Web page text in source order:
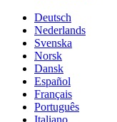
Deutsch
Nederlands
Svenska
Norsk
Dansk
Español
Français
Português
Italiano